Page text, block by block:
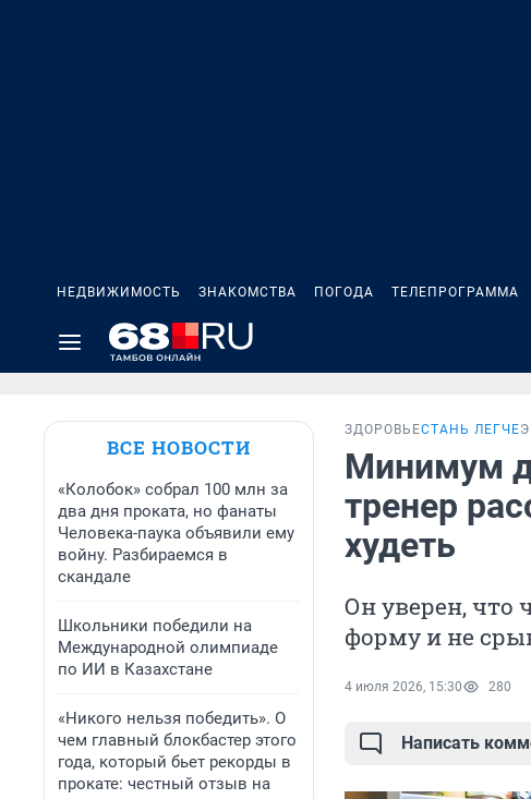
НЕДВИЖИМОСТЬ ЗНАКОМСТВА ПОГОДА ТЕЛЕПРОГРАММА
ВСЕ НОВОСТИ
«Колобок» собрал 100 млн за
два дня проката, но фанаты
Человека-паука объявили ему
войну. Разбираемся в
скандале
Школьники победили на
Международной олимпиаде
по ИИ в Казахстане
«Никого нельзя победить». О
чем главный блокбастер этого
года, который бьет рекорды в
прокате: честный отзыв на
ЗДОРОВЬЕСТАНЬ ЛЕГЧЕ
Минимум
тренер
худеть
Он уверен, что
форму и не
4 июля 2026, 15:30 280
Написать